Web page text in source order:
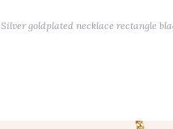
Silver goldplated necklace rectangle